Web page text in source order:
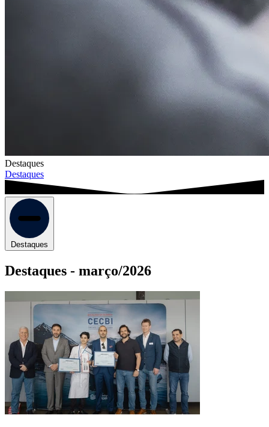
Destaques
Destaques
Destaques
Destaques - março/2026